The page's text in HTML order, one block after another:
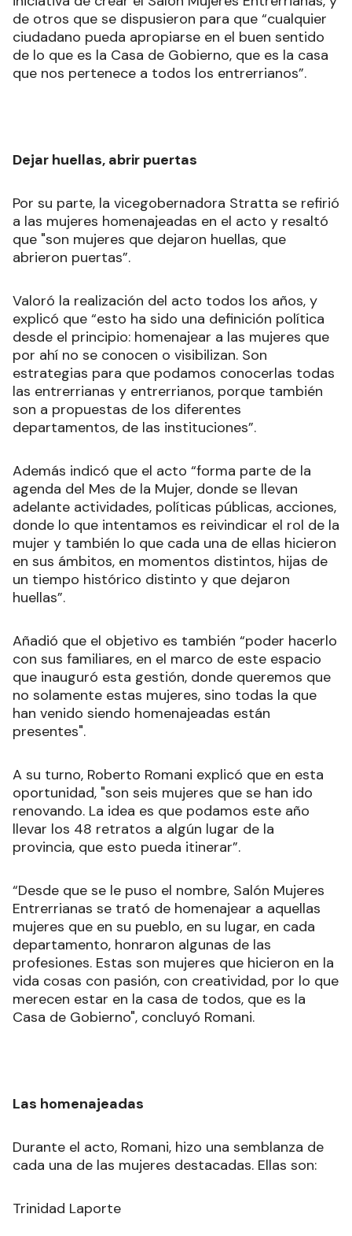
de otros que se dispusieron para que “cualquier
ciudadano pueda apropiarse en el buen sentido
de lo que es la Casa de Gobierno, que es la casa
que nos pertenece a todos los entrerrianos”.
Dejar huellas, abrir puertas
Por su parte, la vicegobernadora Stratta se refirió
a las mujeres homenajeadas en el acto y resaltó
que "son mujeres que dejaron huellas, que
abrieron puertas”.
Valoró la realización del acto todos los años, y
explicó que “esto ha sido una definición política
desde el principio: homenajear a las mujeres que
por ahí no se conocen o visibilizan. Son
estrategias para que podamos conocerlas todas
las entrerrianas y entrerrianos, porque también
son a propuestas de los diferentes
departamentos, de las instituciones”.
Además indicó que el acto “forma parte de la
agenda del Mes de la Mujer, donde se llevan
adelante actividades, políticas públicas, acciones,
donde lo que intentamos es reivindicar el rol de la
mujer y también lo que cada una de ellas hicieron
en sus ámbitos, en momentos distintos, hijas de
un tiempo histórico distinto y que dejaron
huellas”.
Añadió que el objetivo es también “poder hacerlo
con sus familiares, en el marco de este espacio
que inauguró esta gestión, donde queremos que
no solamente estas mujeres, sino todas la que
han venido siendo homenajeadas están
presentes".
A su turno, Roberto Romani explicó que en esta
oportunidad, "son seis mujeres que se han ido
renovando. La idea es que podamos este año
llevar los 48 retratos a algún lugar de la
provincia, que esto pueda itinerar”.
“Desde que se le puso el nombre, Salón Mujeres
Entrerrianas se trató de homenajear a aquellas
mujeres que en su pueblo, en su lugar, en cada
departamento, honraron algunas de las
profesiones. Estas son mujeres que hicieron en la
vida cosas con pasión, con creatividad, por lo que
merecen estar en la casa de todos, que es la
Casa de Gobierno", concluyó Romani.
Las homenajeadas
Durante el acto, Romani, hizo una semblanza de
cada una de las mujeres destacadas. Ellas son:
Trinidad Laporte